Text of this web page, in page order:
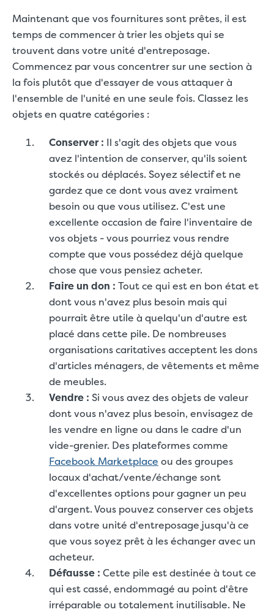
Maintenant que vos fournitures sont prêtes, il est
temps de commencer à trier les objets qui se
trouvent dans votre unité d'entreposage.
Commencez par vous concentrer sur une section à
la fois plutôt que d'essayer de vous attaquer à
l'ensemble de l'unité en une seule fois. Classez les
objets en quatre catégories :
Conserver : Il s'agit des objets que vous
avez l'intention de conserver, qu'ils soient
stockés ou déplacés. Soyez sélectif et ne
gardez que ce dont vous avez vraiment
besoin ou que vous utilisez. C'est une
excellente occasion de faire l'inventaire de
vos objets - vous pourriez vous rendre
compte que vous possédez déjà quelque
chose que vous pensiez acheter.
Faire un don : Tout ce qui est en bon état et
dont vous n'avez plus besoin mais qui
pourrait être utile à quelqu'un d'autre est
placé dans cette pile. De nombreuses
organisations caritatives acceptent les dons
d'articles ménagers, de vêtements et même
de meubles.
Vendre : Si vous avez des objets de valeur
dont vous n'avez plus besoin, envisagez de
les vendre en ligne ou dans le cadre d'un
vide-grenier. Des plateformes comme
Facebook Marketplace ou des groupes
locaux d'achat/vente/échange sont
d'excellentes options pour gagner un peu
d'argent. Vous pouvez conserver ces objets
dans votre unité d'entreposage jusqu'à ce
que vous soyez prêt à les échanger avec un
acheteur.
Défausse : Cette pile est destinée à tout ce
qui est cassé, endommagé au point d'être
irréparable ou totalement inutilisable. Ne